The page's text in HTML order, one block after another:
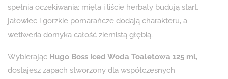
spełnia oczekiwania: mięta i liście herbaty budują start,
jałowiec i gorzkie pomarańcze dodają charakteru, a
wetiweria domyka całość ziemistą głębią.
Wybierając Hugo Boss Iced Woda Toaletowa 125 ml,
dostajesz zapach stworzony dla współczesnych